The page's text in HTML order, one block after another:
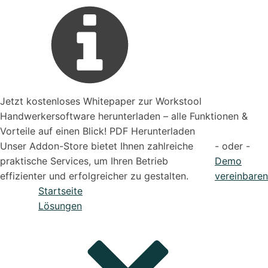
Jetzt kostenloses Whitepaper zur Workstool
Handwerkersoftware herunterladen – alle Funktionen &
Vorteile auf einen Blick! PDF Herunterladen
Unser Addon-Store bietet Ihnen zahlreiche
praktische Services, um Ihren Betrieb
effizienter und erfolgreicher zu gestalten.
- oder -
Demo
vereinbaren
Startseite
Lösungen